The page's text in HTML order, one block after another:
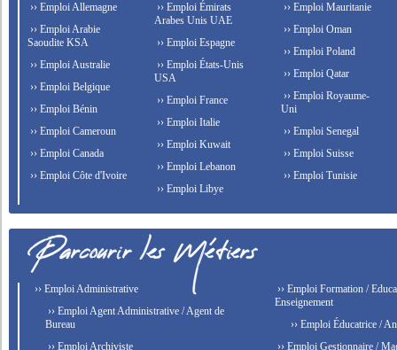
›› Emploi Allemagne
›› Emploi Arabie
Saoudite KSA
›› Emploi Australie
›› Emploi Belgique
›› Emploi Bénin
›› Emploi Cameroun
›› Emploi Canada
›› Emploi Côte d'Ivoire
›› Emploi Émirats
Arabes Unis UAE
›› Emploi Espagne
›› Emploi États-Unis
USA
›› Emploi France
›› Emploi Italie
›› Emploi Kuwait
›› Emploi Lebanon
›› Emploi Libye
›› Emploi Mauritanie
›› Emploi Oman
›› Emploi Poland
›› Emploi Qatar
›› Emploi Royaume-
Uni
›› Emploi Senegal
›› Emploi Suisse
›› Emploi Tunisie
›› Emploi Administrative
›› Emploi Agent Administrative / Agent de
Bureau
›› Emploi Archiviste
›› Emploi Formation /
Enseignement
›› Emploi Éducatrice /
›› Emploi Gestionnaire /